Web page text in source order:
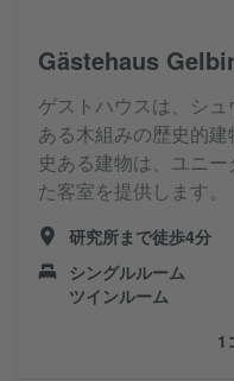
Gästehaus
ゲストハウスは、シ
ある木組みの歴史的
史ある建物は、ユニ
た客室を提供します。
研究所まで徒歩4分
シングルルーム
ツインルーム
1